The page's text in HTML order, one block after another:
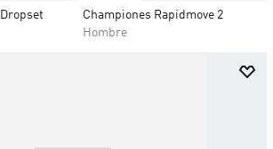
Championes Rapidmove 2
Hombre